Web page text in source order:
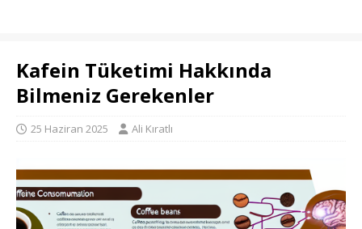
Kafein Tüketimi Hakkında
Bilmeniz Gerekenler
25 Haziran 2025 Ali Kıratlı